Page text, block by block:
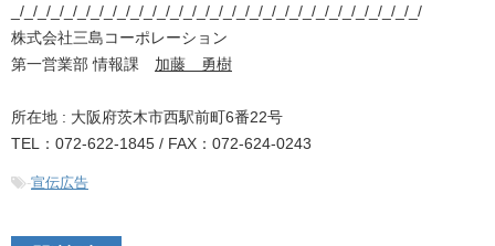
_/_/_/_/_/_/_/_/_/_/_/_/_/_/_/_/_/_/_/_/_/_/_/_/_/_/_/_/_/_/_/
株式会社三島コーポレーション
第一営業部 情報課 加藤 勇樹
所在地 : 大阪府茨木市西駅前町6番22号
TEL：072-622-1845 / FAX：072-624-0243
-宣伝広告